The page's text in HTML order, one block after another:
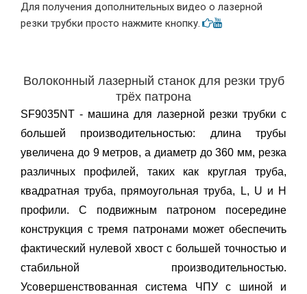
Для получения дополнительных видео о лазерной
резки трубки просто нажмите кнопку. 
Волоконный лазерный станок для резки труб
трёх патрона
SF9035NT - машина для лазерной резки трубки с
большей производительностью: длина трубы
увеличена до 9 метров, а диаметр до 360 мм, резка
различных профилей, таких как круглая труба,
квадратная труба, прямоугольная труба, L, U и H
профили. С подвижным патроном посередине
конструкция с тремя патронами может обеспечить
фактический нулевой хвост с большей точностью и
стабильной производительностью.
Усовершенствованная система ЧПУ с шиной и